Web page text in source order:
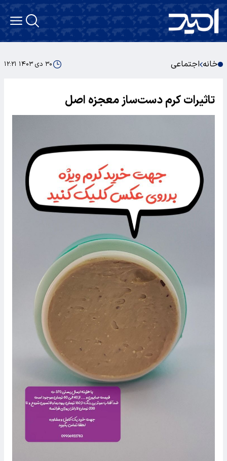
خانه اجتماعی ۳۰ دی ۱۴۰۳ ۱۲:۲۱
تاثیرات کرم دست‌ساز معجزه اصل